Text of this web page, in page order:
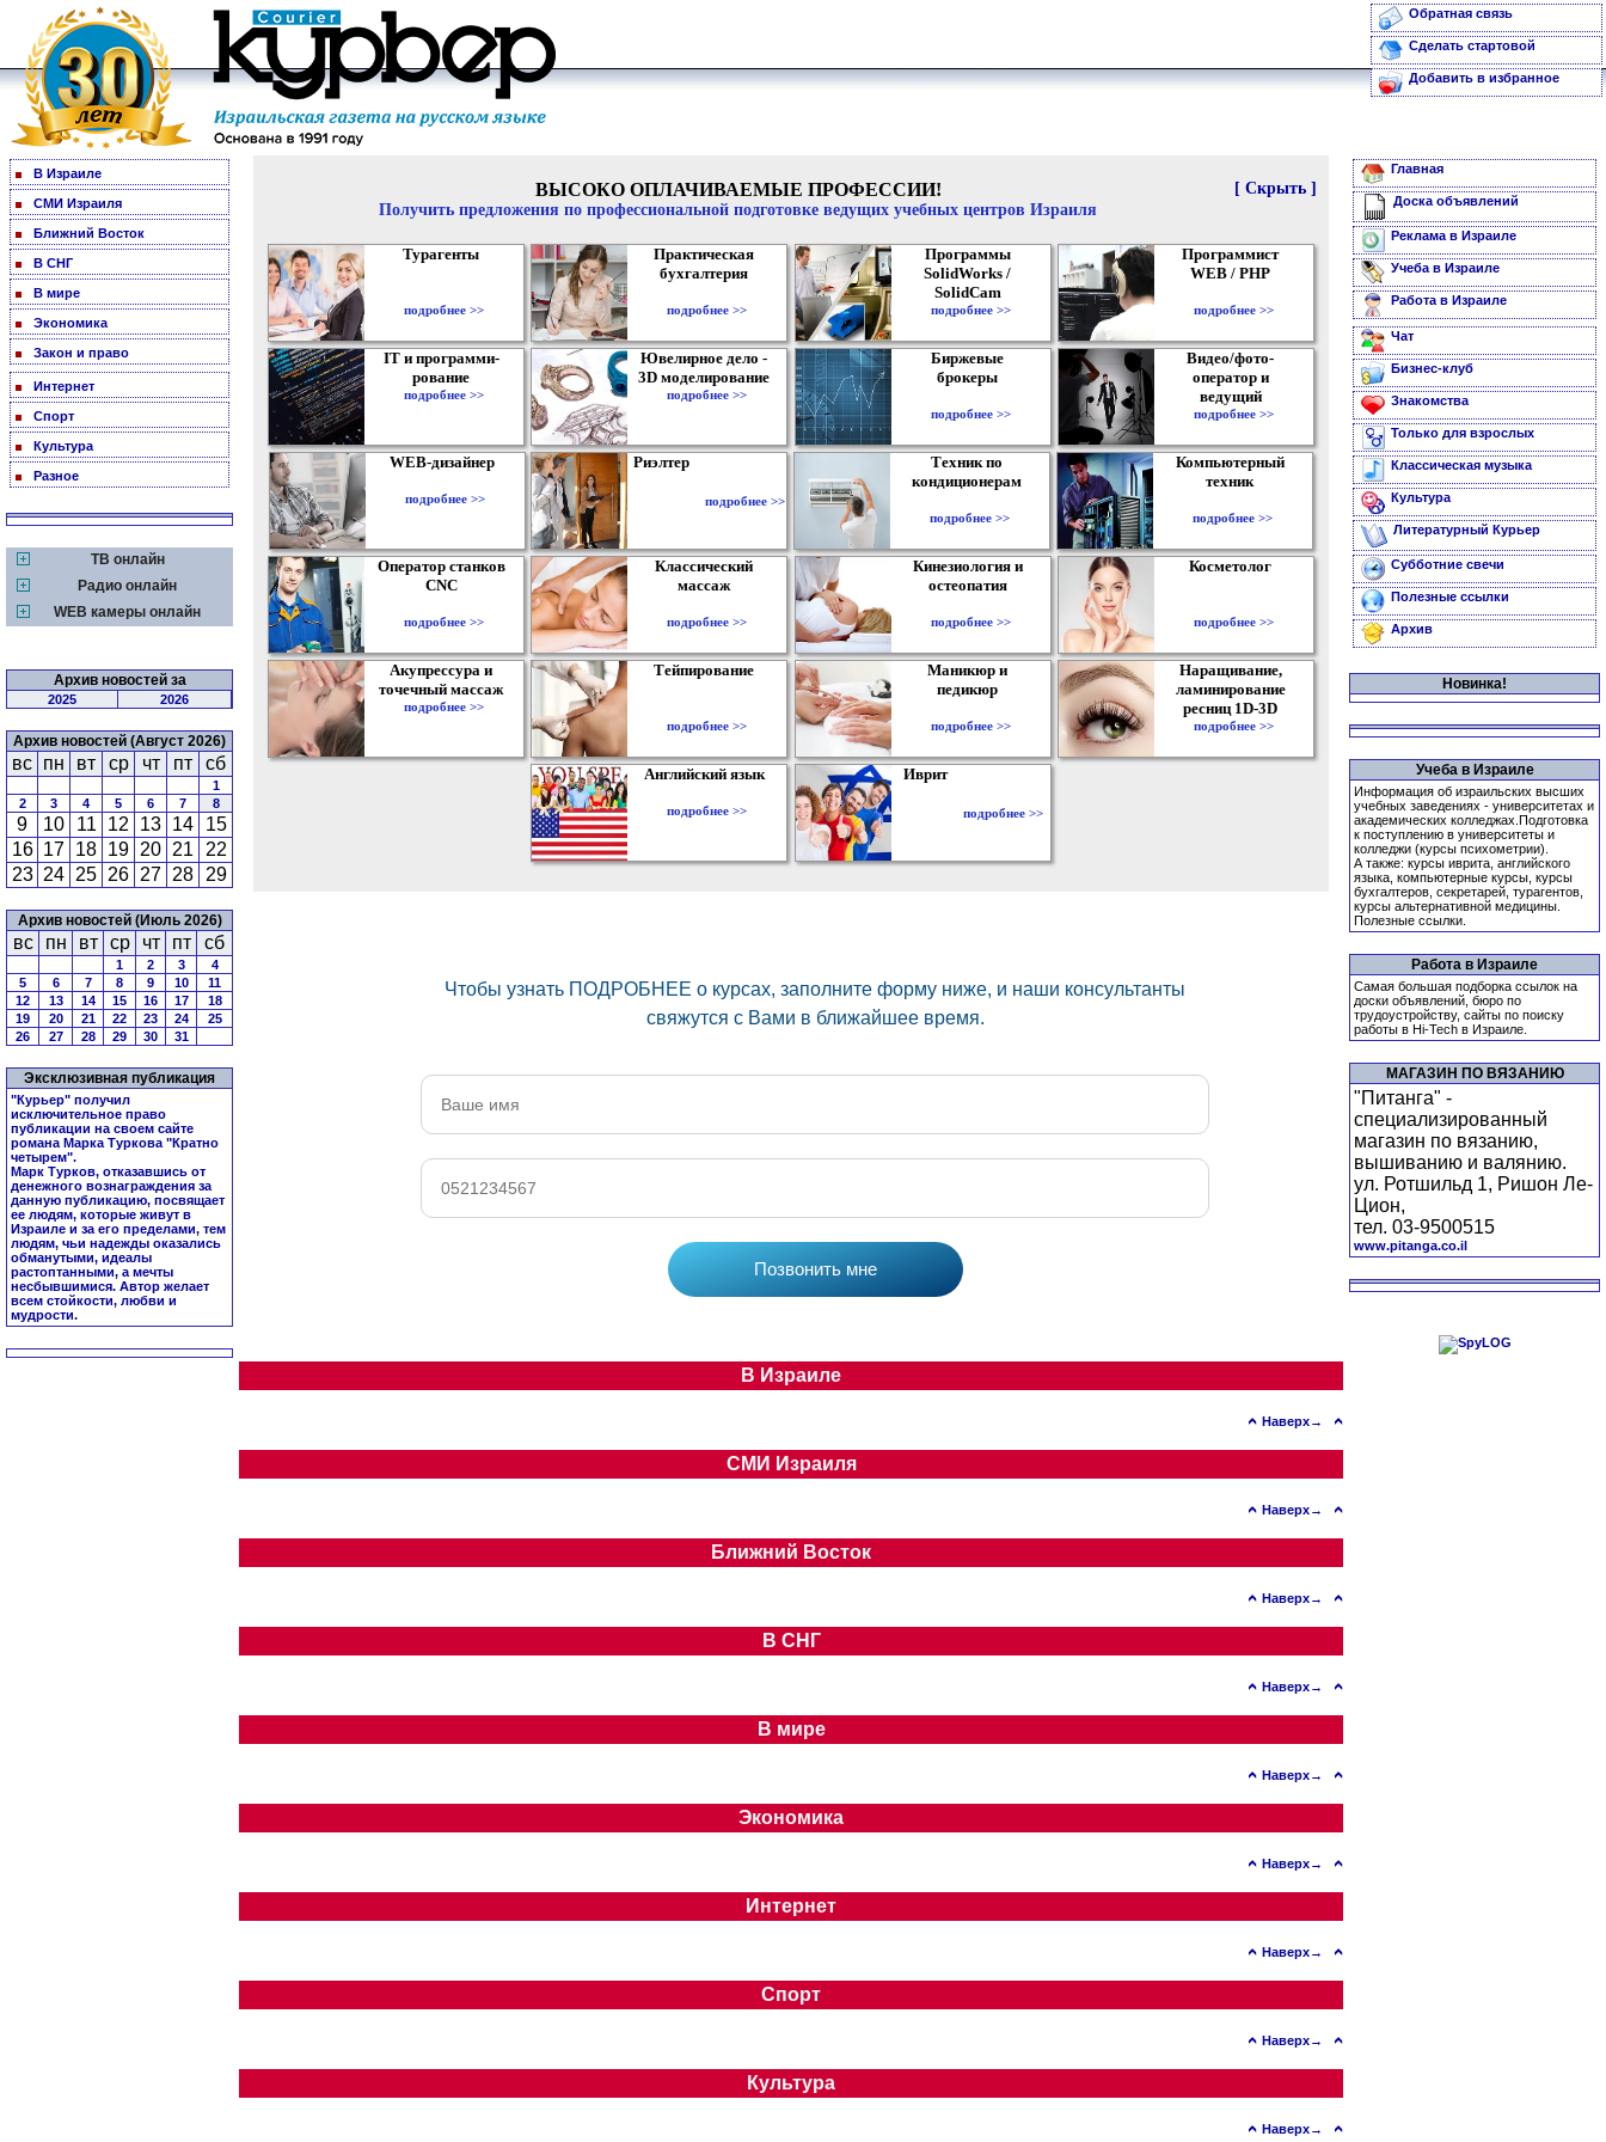
Обратная связь
Сделать стартовой
Добавить в избранное
В Израиле
СМИ Израиля
Ближний Восток
В СНГ
В мире
Экономика
Закон и право
Интернет
Спорт
Культура
Разное
ТВ онлайн
Радио онлайн
WEB камеры онлайн
Архив новостей за
2025 2026
Архив новостей (Август 2026)
вс пн вт ср чт пт сб
1
2
3 4 5 6 7 8
9 10 11 12 13 14
15
16 17 18 19 20 21
22
23 24 25 26 27 28 29
Архив новостей (Июль 2026)
вс пн вт ср чт пт сб
1 2 3
4
5
6 7 8 9 10
11
12
13 14 15 16 17
18
19
20 21 22 23 24
25
26
27 28 29 30 31
Эксклюзивная публикация
"Курьер" получил
исключительное право
публикации на своем сайте
романа Марка Туркова "Кратно
четырем".
Марк Турков, отказавшись от
денежного вознаграждения за
данную публикацию, посвящает
ее людям, которые живут в
Израиле и за его пределами, тем
людям, чьи надежды оказались
обманутыми, идеалы
растоптанными, а мечты
несбывшимися. Автор желает
всем стойкости, любви и
мудрости.
[ Скрыть ]
ВЫСОКО ОПЛАЧИВАЕМЫЕ ПРОФЕССИИ!
Получить предложения по профессиональной подготовке ведущих учебных центров Израиля
Турагенты
подробнее >>
Практическая
бухгалтерия
подробнее >>
Программы
SolidWorks /
SolidCam
подробнее >>
Программист
WEB / PHP
подробнее >>
IT и программи-
рование
подробнее >>
Ювелирное дело -
3D моделирование
подробнее >>
Биржевые
брокеры
подробнее >>
Видео/фото-
оператор и
ведущий
подробнее >>
WEB-дизайнер
подробнее >>
Риэлтер
подробнее >>
Техник по
кондиционерам
подробнее >>
Компьютерный
техник
подробнее >>
Оператор станков
CNC
подробнее >>
Классический
массаж
подробнее >>
Кинезиология и
остеопатия
подробнее >>
Косметолог
подробнее >>
Акупрессура и
точечный массаж
подробнее >>
Тейпирование
подробнее >>
Маникюр и
педикюр
подробнее >>
Наращивание,
ламинирование
ресниц 1D-3D
подробнее >>
Английский язык
подробнее >>
Иврит
подробнее >>
В Израиле
Наверх→
СМИ Израиля
Наверх→
Ближний Восток
Наверх→
В СНГ
Наверх→
В мире
Наверх→
Экономика
Наверх→
Интернет
Наверх→
Спорт
Наверх→
Культура
Наверх→
Главная
Доска объявлений
Реклама в Израиле
Учеба в Израиле
Работа в Израиле
Чат
Бизнес-клуб
Знакомства
Только для взрослых
Классическая музыка
Культура
Литературный Курьер
Субботние свечи
Полезные ссылки
Архив
Новинка!
Учеба в Израиле
Информация об израильских высших
учебных заведениях - университетах и
академических колледжах.Подготовка
к поступлению в университеты и
колледжи (курсы психометрии).
А также: курсы иврита, английского
языка, компьютерные курсы, курсы
бухгалтеров, секретарей, турагентов,
курсы альтернативной медицины.
Полезные ссылки.
Работа в Израиле
Самая большая подборка ссылок на
доски объявлений, бюро по
трудоустройству, сайты по поиску
работы в Hi-Tech в Израиле.
МАГАЗИН ПО ВЯЗАНИЮ
"Питанга" -
специализированный
магазин по вязанию,
вышиванию и валянию.
ул. Ротшильд 1, Ришон Ле-
Цион,
тел. 03-9500515
www.pitanga.co.il